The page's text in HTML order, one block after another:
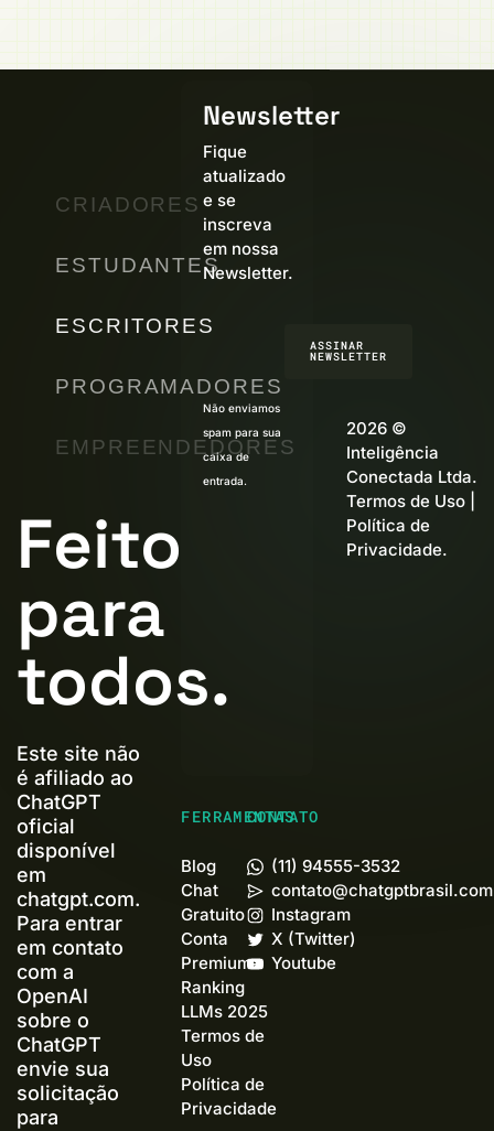
Feito
para
todos.
Este site não
é afiliado ao
ChatGPT
oficial
disponível
em
chatgpt.com.
Para entrar
em contato
com a
OpenAI
sobre o
ChatGPT
envie sua
solicitação
para
CRIADORES
ESTUDANTES
ESCRITORES
PROGRAMADORES
EMPREENDEDORES
Newsletter
Fique
atualizado
e se
inscreva
em nossa
Newsletter.
ASSINAR
NEWSLETTER
Não enviamos
spam para sua
caixa de
entrada.
FERRAMENTAS
Blog
Chat
Gratuito
Conta
Premium+
Ranking
LLMs 2025
Termos de
Uso
Política de
Privacidade
CONTATO
(11) 94555-3532
Instagram
X (Twitter)
Youtube
2026 ©
Inteligência
Conectada Ltda.
Termos de Uso|
Política de
Privacidade.